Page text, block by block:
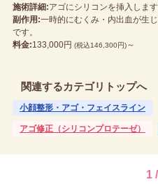
施術詳細:アゴにシリコンを挿入します
副作用:一時的にむくみ・内出血が生
です。
料金:133,000円 (税込146,300円)～
関連するカテゴリトップへ
小顔整形・アゴ・フェイスライン
アゴ修正（シリコンプロテーゼ）
1